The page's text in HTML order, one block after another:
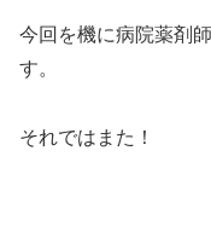
今回を機に病院薬剤
す。
それではまた！